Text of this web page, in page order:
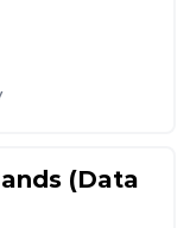
(Data